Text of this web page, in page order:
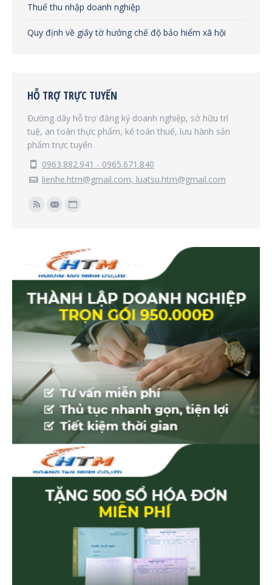
Thuế thu nhập doanh nghiệp
Quy định về giấy tờ hưởng chế độ bảo hiểm xã hội
HỖ TRỢ TRỰC TUYẾN
Đường dây hỗ trợ đăng ký doanh nghiệp, sở hữu trí
tuệ, an toàn thực phẩm, kế toán thuế, lưu hành sản
phẩm trực tuyến
0963.882.941 - 0965.671.840
lienhe.htm@gmail.com, luatsu.htm@gmail.com
Find us on:
Rss
MailWebsite